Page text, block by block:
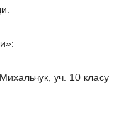
уч. 10 класу